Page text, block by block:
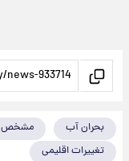
بحران آب مشخص
تغییرات اقلیمی